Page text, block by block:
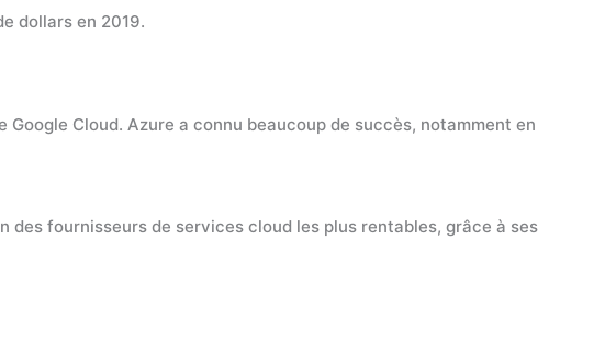
dollars en 2019.
Google Cloud. Azure a connu beaucoup de succès, notamment en
des fournisseurs de services cloud les plus rentables, grâce à ses